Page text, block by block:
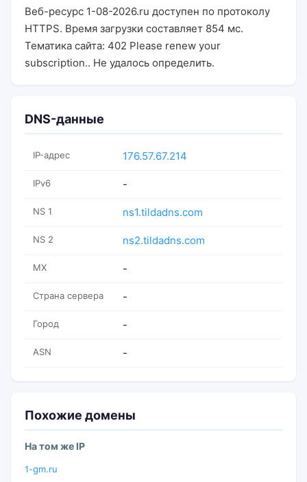
Веб-ресурс 1-08-2026.ru доступен по протоколу
HTTPS. Время загрузки составляет 854 мс.
Тематика сайта: 402 Please renew your
subscription.. Не удалось определить.
DNS-данные
IP-адрес 176.57.67.214
IPv6 -
NS 1 ns1.tildadns.com
NS 2 ns2.tildadns.com
MX -
Страна сервера -
Город -
ASN -
Похожие домены
На том же IP
1-gm.ru